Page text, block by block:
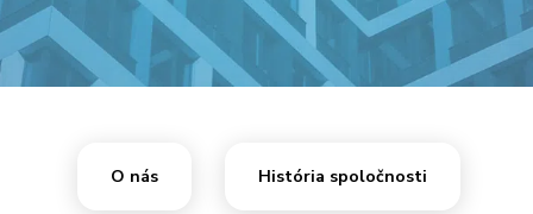
Wholesale
O nás História spoločnosti